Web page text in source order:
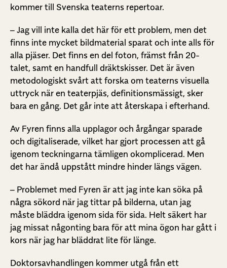
kommer till Svenska teaterns repertoar.
– Jag vill inte kalla det här för ett problem, men det
finns inte mycket bildmaterial sparat och inte alls för
alla pjäser. Det finns en del foton, främst från 20-
talet, samt en handfull dräktskisser. Det är även
metodologiskt svårt att forska om teaterns visuella
uttryck när en teaterpjäs, definitionsmässigt, sker
bara en gång. Det går inte att återskapa i efterhand.
Av Fyren finns alla upplagor och årgångar sparade
och digitaliserade, vilket har gjort processen att gå
igenom teckningarna tämligen okomplicerad. Men
det har ändå uppstått mindre hinder längs vägen.
– Problemet med Fyren är att jag inte kan söka på
några sökord när jag tittar på bilderna, utan jag
måste bläddra igenom sida för sida. Helt säkert har
jag missat någonting bara för att mina ögon har gått i
kors när jag har bläddrat lite för länge.
Doktorsavhandlingen kommer utgå från ett